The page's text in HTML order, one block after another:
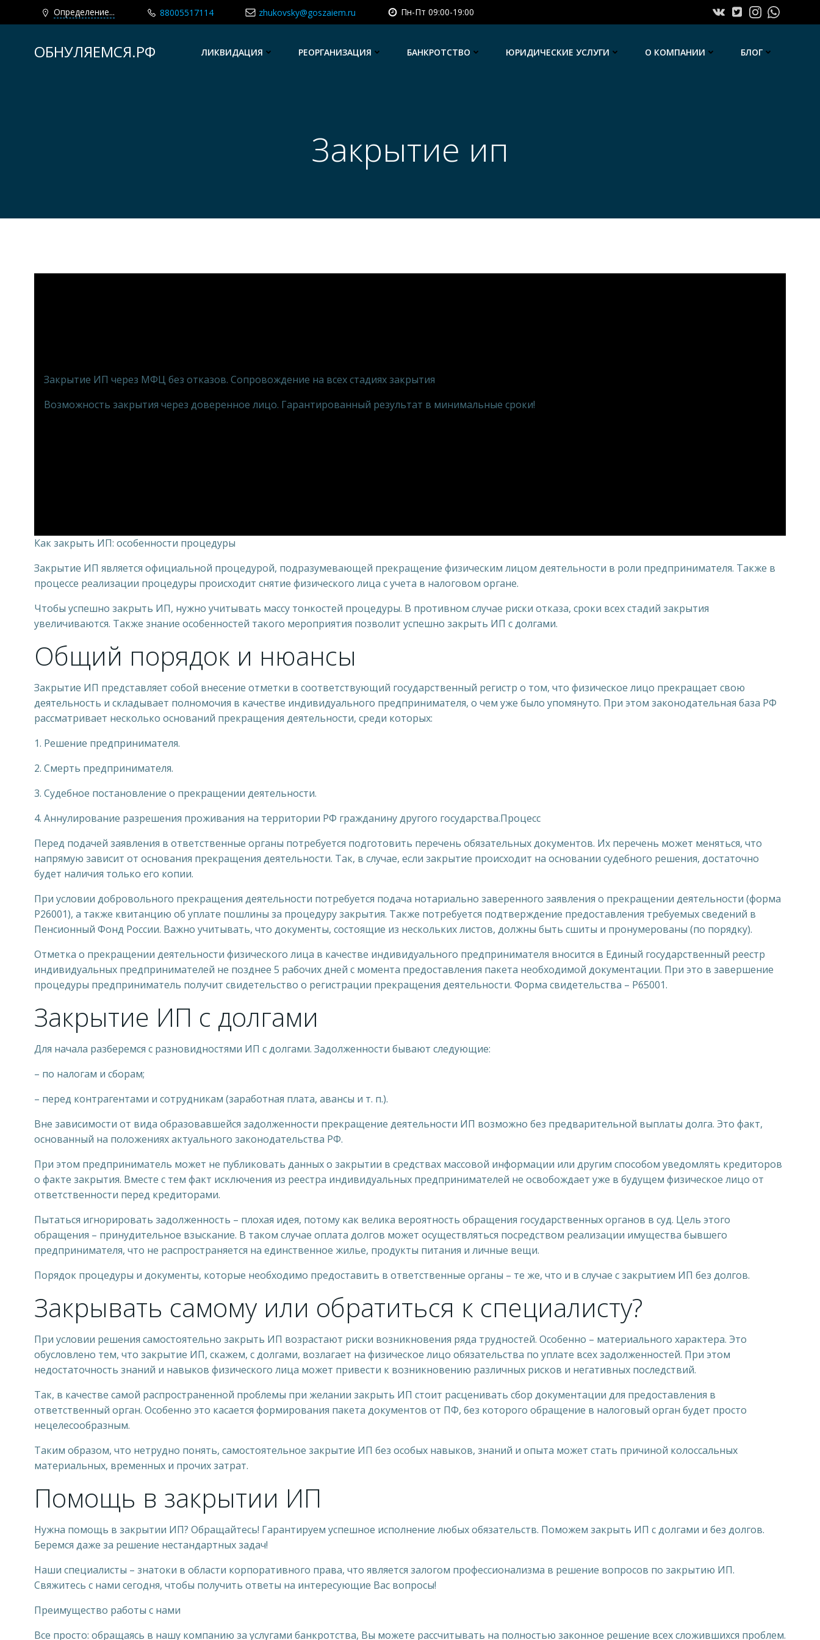
Определение... 88005517114 zhukovsky@goszaiem.ru Пн-Пт 09:00-19:00
содержимомуОБНУЛЯЕМСЯ.РФ ЛИКВИДАЦИЯ РЕОРГАНИЗАЦИЯ БАНКРОТСТВО ЮРИДИЧЕСКИЕ УСЛУГИ О КОМПАНИИ БЛОГ
Закрытие ип
Закрытие ИП через МФЦ без отказов. Сопровождение на всех стадиях закрытия
Возможность закрытия через доверенное лицо. Гарантированный результат в минимальные сроки!
Как закрыть ИП: особенности процедуры
Закрытие ИП является официальной процедурой, подразумевающей прекращение физическим лицом деятельности в роли предпринимателя. Также в
процессе реализации процедуры происходит снятие физического лица с учета в налоговом органе.
Чтобы успешно закрыть ИП, нужно учитывать массу тонкостей процедуры. В противном случае риски отказа, сроки всех стадий закрытия
увеличиваются. Также знание особенностей такого мероприятия позволит успешно закрыть ИП с долгами.
Общий порядок и нюансы
Закрытие ИП представляет собой внесение отметки в соответствующий государственный регистр о том, что физическое лицо прекращает свою
деятельность и складывает полномочия в качестве индивидуального предпринимателя, о чем уже было упомянуто. При этом законодательная база РФ
рассматривает несколько оснований прекращения деятельности, среди которых:
1. Решение предпринимателя.
2. Смерть предпринимателя.
3. Судебное постановление о прекращении деятельности.
4. Аннулирование разрешения проживания на территории РФ гражданину другого государства.Процесс
Перед подачей заявления в ответственные органы потребуется подготовить перечень обязательных документов. Их перечень может меняться, что
напрямую зависит от основания прекращения деятельности. Так, в случае, если закрытие происходит на основании судебного решения, достаточно
будет наличия только его копии.
При условии добровольного прекращения деятельности потребуется подача нотариально заверенного заявления о прекращении деятельности (форма
P26001), а также квитанцию об уплате пошлины за процедуру закрытия. Также потребуется подтверждение предоставления требуемых сведений в
Пенсионный Фонд России. Важно учитывать, что документы, состоящие из нескольких листов, должны быть сшиты и пронумерованы (по порядку).
Отметка о прекращении деятельности физического лица в качестве индивидуального предпринимателя вносится в Единый государственный реестр
индивидуальных предпринимателей не позднее 5 рабочих дней с момента предоставления пакета необходимой документации. При это в завершение
процедуры предприниматель получит свидетельство о регистрации прекращения деятельности. Форма свидетельства – P65001.
Закрытие ИП с долгами
Для начала разберемся с разновидностями ИП с долгами. Задолженности бывают следующие:
– по налогам и сборам;
– перед контрагентами и сотрудникам (заработная плата, авансы и т. п.).
Вне зависимости от вида образовавшейся задолженности прекращение деятельности ИП возможно без предварительной выплаты долга. Это факт,
основанный на положениях актуального законодательства РФ.
При этом предприниматель может не публиковать данных о закрытии в средствах массовой информации или другим способом уведомлять кредиторов
о факте закрытия. Вместе с тем факт исключения из реестра индивидуальных предпринимателей не освобождает уже в будущем физическое лицо от
ответственности перед кредиторами.
Пытаться игнорировать задолженность – плохая идея, потому как велика вероятность обращения государственных органов в суд. Цель этого
обращения – принудительное взыскание. В таком случае оплата долгов может осуществляться посредством реализации имущества бывшего
предпринимателя, что не распространяется на единственное жилье, продукты питания и личные вещи.
Порядок процедуры и документы, которые необходимо предоставить в ответственные органы – те же, что и в случае с закрытием ИП без долгов.
Закрывать самому или обратиться к специалисту?
При условии решения самостоятельно закрыть ИП возрастают риски возникновения ряда трудностей. Особенно – материального характера. Это
обусловлено тем, что закрытие ИП, скажем, с долгами, возлагает на физическое лицо обязательства по уплате всех задолженностей. При этом
недостаточность знаний и навыков физического лица может привести к возникновению различных рисков и негативных последствий.
Так, в качестве самой распространенной проблемы при желании закрыть ИП стоит расценивать сбор документации для предоставления в
ответственный орган. Особенно это касается формирования пакета документов от ПФ, без которого обращение в налоговый орган будет просто
нецелесообразным.
Таким образом, что нетрудно понять, самостоятельное закрытие ИП без особых навыков, знаний и опыта может стать причиной колоссальных
материальных, временных и прочих затрат.
Помощь в закрытии ИП
Нужна помощь в закрытии ИП? Обращайтесь! Гарантируем успешное исполнение любых обязательств. Поможем закрыть ИП с долгами и без долгов.
Беремся даже за решение нестандартных задач!
Наши специалисты – знатоки в области корпоративного права, что является залогом профессионализма в решение вопросов по закрытию ИП.
Свяжитесь с нами сегодня, чтобы получить ответы на интересующие Вас вопросы!
Преимущество работы с нами
Все просто: обращаясь в нашу компанию за услугами банкротства, Вы можете рассчитывать на полностью законное решение всех сложившихся проблем.